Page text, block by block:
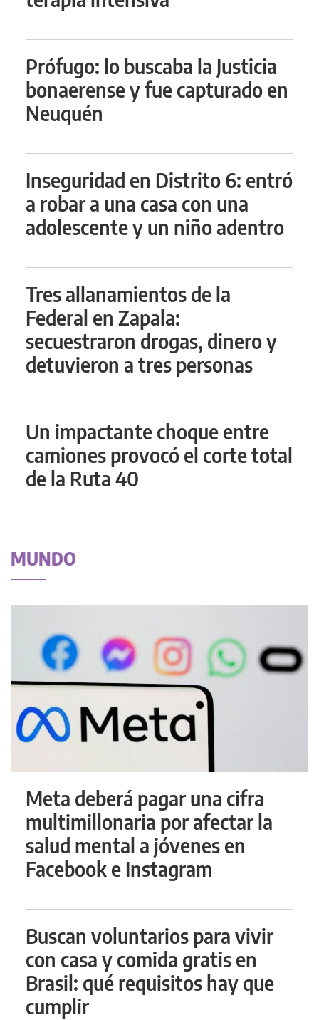
Prófugo: lo buscaba la Justicia
bonaerense y fue capturado en
Neuquén
Inseguridad en Distrito 6: entró
a robar a una casa con una
adolescente y un niño adentro
Tres allanamientos de la
Federal en Zapala:
secuestraron drogas, dinero y
detuvieron a tres personas
Un impactante choque entre
camiones provocó el corte total
de la Ruta 40
MUNDO
Meta deberá pagar una cifra
multimillonaria por afectar la
salud mental a jóvenes en
Facebook e Instagram
Buscan voluntarios para vivir
con casa y comida gratis en
Brasil: qué requisitos hay que
cumplir